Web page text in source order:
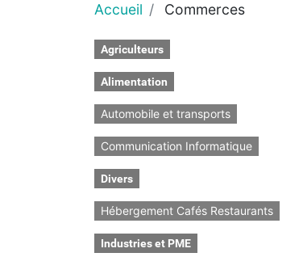
Accueil Commerces
Agriculteurs
Alimentation
Automobile et transports
Communication Informatique
Divers
Hébergement Cafés Restaurants
Industries et PME